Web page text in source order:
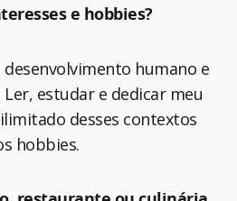
e hobbies?
humano e
estudar e dedicar meu
desses contextos
hobbies.